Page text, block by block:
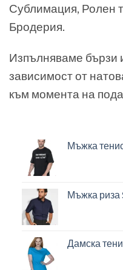
Сублимация, Ролен
Бродерия.
Изпълняваме бързи
зависимост от
към момента на
Мъжка
Мъжка риза
Дамска